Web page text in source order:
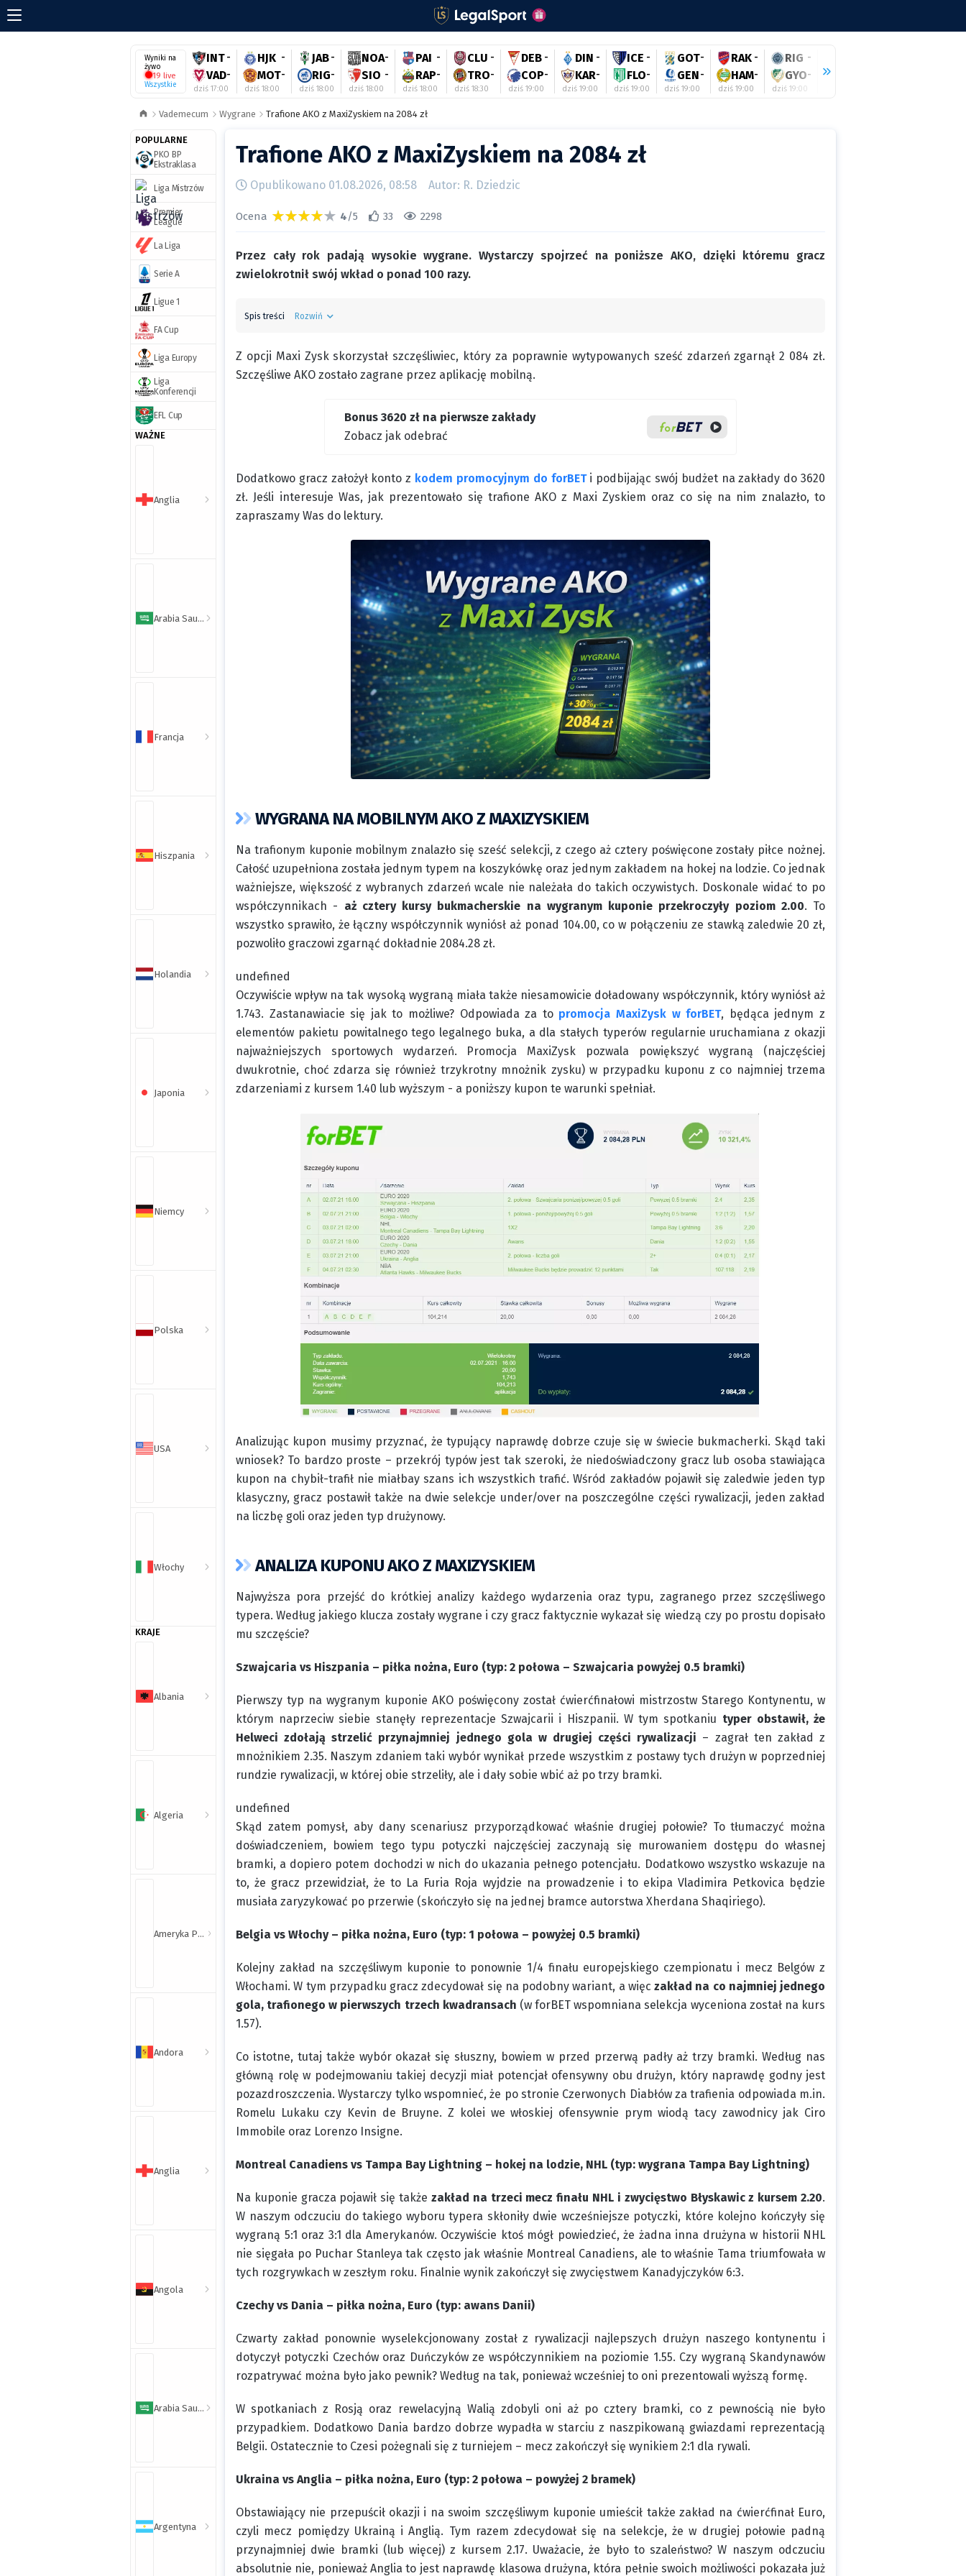
Wyniki na
żywo
19 live
Wszystkie
INT-
VAD-
dziś 17:00
HJK -
MOT-
dziś 18:00
JAB-
RIG-
dziś 18:00
NOA-
SIO -
dziś 18:00
PAI -
RAP-
dziś 18:00
CLU -
TRO-
dziś 18:30
DEB -
COP-
dziś 19:00
DIN -
KAR-
dziś 19:00
ICE -
FLO-
dziś 19:00
GOT-
GEN-
dziś 19:00
RAK -
HAM-
dziś 19:00
RIG -
GYO-
dziś 19:00
Vademecum Wygrane Trafione AKO z MaxiZyskiem na 2084 zł
POPULARNE
PKO BP
Ekstraklasa
Liga Mistrzów
Premier
League
La Liga
Serie A
Ligue 1
FA Cup
Liga Europy
Liga
Konferencji
EFL Cup
WAŻNE
Anglia
Arabia Saudyjska
Francja
Hiszpania
Holandia
Japonia
Niemcy
Polska
USA
Włochy
KRAJE
Albania
Algeria
Ameryka Północna i Południowa
Andora
Anglia
Angola
Arabia Saudyjska
Argentyna
Trafione AKO z MaxiZyskiem na 2084 zł
Opublikowano 01.08.2026, 08:58 Autor: R. Dziedzic
Ocena 4/5 33 2298
Przez cały rok padają wysokie wygrane. Wystarczy spojrzeć na poniższe AKO, dzięki któremu gracz
zwielokrotnił swój wkład o ponad 100 razy.
Spis treści Rozwiń
Z opcji Maxi Zysk skorzystał szczęśliwiec, który za poprawnie wytypowanych sześć zdarzeń zgarnął 2 084 zł.
Szczęśliwe AKO zostało zagrane przez aplikację mobilną.
Bonus 3620 zł na pierwsze zakłady
Zobacz jak odebrać
Dodatkowo gracz założył konto z kodem promocyjnym do forBETi podbijając swój budżet na zakłady do 3620
zł. Jeśli interesuje Was, jak prezentowało się trafione AKO z Maxi Zyskiem oraz co się na nim znalazło, to
zapraszamy Was do lektury.
WYGRANA NA MOBILNYM AKO Z MAXIZYSKIEM
Na trafionym kuponie mobilnym znalazło się sześć selekcji, z czego aż cztery poświęcone zostały piłce nożnej.
Całość uzupełniona została jednym typem na koszykówkę oraz jednym zakładem na hokej na lodzie. Co jednak
ważniejsze, większość z wybranych zdarzeń wcale nie należała do takich oczywistych. Doskonale widać to po
współczynnikach - aż cztery kursy bukmacherskie na wygranym kuponie przekroczyły poziom 2.00. To
wszystko sprawiło, że łączny współczynnik wyniósł aż ponad 104.00, co w połączeniu ze stawką zaledwie 20 zł,
pozwoliło graczowi zgarnąć dokładnie 2084.28 zł.
undefined
Oczywiście wpływ na tak wysoką wygraną miała także niesamowicie doładowany współczynnik, który wyniósł aż
1.743. Zastanawiacie się jak to możliwe? Odpowiada za to promocja MaxiZysk w forBET, będąca jednym z
elementów pakietu powitalnego tego legalnego buka, a dla stałych typerów regularnie uruchamiana z okazji
najważniejszych sportowych wydarzeń. Promocja MaxiZysk pozwala powiększyć wygraną (najczęściej
dwukrotnie, choć zdarza się również trzykrotny mnożnik zysku) w przypadku kuponu z co najmniej trzema
zdarzeniami z kursem 1.40 lub wyższym - a poniższy kupon te warunki spełniał.
Analizując kupon musimy przyznać, że typujący naprawdę dobrze czuje się w świecie bukmacherki. Skąd taki
wniosek? To bardzo proste – przekrój typów jest tak szeroki, że niedoświadczony gracz lub osoba stawiająca
kupon na chybił-trafił nie miałbay szans ich wszystkich trafić. Wśród zakładów pojawił się zaledwie jeden typ
klasyczny, gracz postawił także na dwie selekcje under/over na poszczególne części rywalizacji, jeden zakład
na liczbę goli oraz jeden typ drużynowy.
ANALIZA KUPONU AKO Z MAXIZYSKIEM
Najwyższa pora przejść do krótkiej analizy każdego wydarzenia oraz typu, zagranego przez szczęśliwego
typera. Według jakiego klucza zostały wygrane i czy gracz faktycznie wykazał się wiedzą czy po prostu dopisało
mu szczęście?
Szwajcaria vs Hiszpania – piłka nożna, Euro (typ: 2 połowa – Szwajcaria powyżej 0.5 bramki)
Pierwszy typ na wygranym kuponie AKO poświęcony został ćwierćfinałowi mistrzostw Starego Kontynentu, w
którym naprzeciw siebie stanęły reprezentacje Szwajcarii i Hiszpanii. W tym spotkaniu typer obstawił, że
Helweci zdołają strzelić przynajmniej jednego gola w drugiej części rywalizacji – zagrał ten zakład z
mnożnikiem 2.35. Naszym zdaniem taki wybór wynikał przede wszystkim z postawy tych drużyn w poprzedniej
rundzie rywalizacji, w której obie strzeliły, ale i dały sobie wbić aż po trzy bramki.
undefined
Skąd zatem pomysł, aby dany scenariusz przyporządkować właśnie drugiej połowie? To tłumaczyć można
doświadczeniem, bowiem tego typu potyczki najczęściej zaczynają się murowaniem dostępu do własnej
bramki, a dopiero potem dochodzi w nich do ukazania pełnego potencjału. Dodatkowo wszystko wskazuje na
to, że gracz przewidział, że to La Furia Roja wyjdzie na prowadzenie i to ekipa Vladimira Petkovica będzie
musiała zaryzykować po przerwie (skończyło się na jednej bramce autorstwa Xherdana Shaqiriego).
Belgia vs Włochy – piłka nożna, Euro (typ: 1 połowa – powyżej 0.5 bramki)
Kolejny zakład na szczęśliwym kuponie to ponownie 1/4 finału europejskiego czempionatu i mecz Belgów z
Włochami. W tym przypadku gracz zdecydował się na podobny wariant, a więc zakład na co najmniej jednego
gola, trafionego w pierwszych trzech kwadransach (w forBET wspomniana selekcja wyceniona został na kurs
1.57).
Co istotne, tutaj także wybór okazał się słuszny, bowiem w przed przerwą padły aż trzy bramki. Według nas
główną rolę w podejmowaniu takiej decyzji miał potencjał ofensywny obu drużyn, który naprawdę godny jest
pozazdroszczenia. Wystarczy tylko wspomnieć, że po stronie Czerwonych Diabłów za trafienia odpowiada m.in.
Romelu Lukaku czy Kevin de Bruyne. Z kolei we włoskiej ofensywnie prym wiodą tacy zawodnicy jak Ciro
Immobile oraz Lorenzo Insigne.
Montreal Canadiens vs Tampa Bay Lightning – hokej na lodzie, NHL (typ: wygrana Tampa Bay Lightning)
Na kuponie gracza pojawił się także zakład na trzeci mecz finału NHL i zwycięstwo Błyskawic z kursem 2.20.
W naszym odczuciu do takiego wyboru typera skłoniły dwie wcześniejsze potyczki, które kolejno kończyły się
wygraną 5:1 oraz 3:1 dla Amerykanów. Oczywiście ktoś mógł powiedzieć, że żadna inna drużyna w historii NHL
nie sięgała po Puchar Stanleya tak często jak właśnie Montreal Canadiens, ale to właśnie Tama triumfowała w
tych rozgrywkach w zeszłym roku. Finalnie wynik zakończył się zwycięstwem Kanadyjczyków 6:3.
Czechy vs Dania – piłka nożna, Euro (typ: awans Danii)
Czwarty zakład ponownie wyselekcjonowany został z rywalizacji najlepszych drużyn naszego kontynentu i
dotyczył potyczki Czechów oraz Duńczyków ze współczynnikiem na poziomie 1.55. Czy wygraną Skandynawów
rozpatrywać można było jako pewnik? Według na tak, ponieważ wcześniej to oni prezentowali wyższą formę.
W spotkaniach z Rosją oraz rewelacyjną Walią zdobyli oni aż po cztery bramki, co z pewnością nie było
przypadkiem. Dodatkowo Dania bardzo dobrze wypadła w starciu z naszpikowaną gwiazdami reprezentacją
Belgii. Ostatecznie to Czesi pożegnali się z turniejem – mecz zakończył się wynikiem 2:1 dla rywali.
Ukraina vs Anglia – piłka nożna, Euro (typ: 2 połowa – powyżej 2 bramek)
Obstawiający nie przepuścił okazji i na swoim szczęśliwym kuponie umieścił także zakład na ćwierćfinał Euro,
czyli mecz pomiędzy Ukrainą i Anglią. Tym razem zdecydował się na selekcje, że w drugiej połowie padną
przynajmniej dwie bramki (lub więcej) z kursem 2.17. Uważacie, że było to szaleństwo? W naszym odczuciu
absolutnie nie, ponieważ Anglia to jest naprawdę klasowa drużyna, która pełnie swoich możliwości pokazała już